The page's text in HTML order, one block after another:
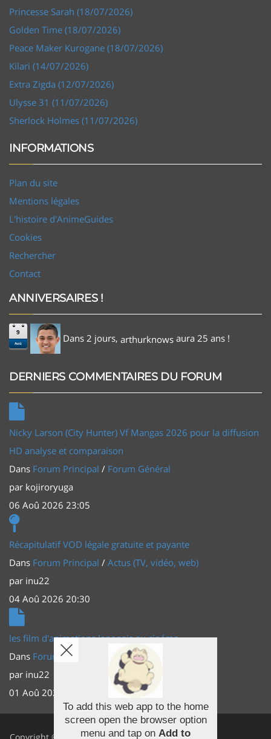
Princesse Sarah (18/07/2026)
Golden Time (18/07/2026)
Peace Maker Kurogane (18/07/2026)
Kilari (14/07/2026)
Extra Zigda (12/07/2026)
Ulysse 31 (11/07/2026)
Sherlock Holmes (11/07/2026)
INFORMATIONS
Plan du site
Mentions légales
L'histoire d'AnimeGuides
Cookies
Rechercher
Contact
ANNIVERSAIRES !
9
Aoû Dans 2 jours, arthurknows aura 25 ans !
DERNIERS COMMENTAIRES DU FORUM
Nicky Larson (City Hunter) Vf Mangas 2026 pour la diffusion
HD analyse et comparaison
Dans Forum Principal / Forum Général
par kojiroryuga
06 Aoû 2026 23:05
Récapitulatif VOD légale gratuite et payante
Dans Forum Principal / Actus (TV, vidéo, web)
par inu22
04 Aoû 2026 20:30
les film d'animations Japonais au cinéma
Dans Forum Principal
Actus (TV, vidéo, web)
par inu22
01 Aoû 2026 20:56
Copyright ©
Facebook
To add this web app to the home
screen open the browser option
menu and tap on Add to